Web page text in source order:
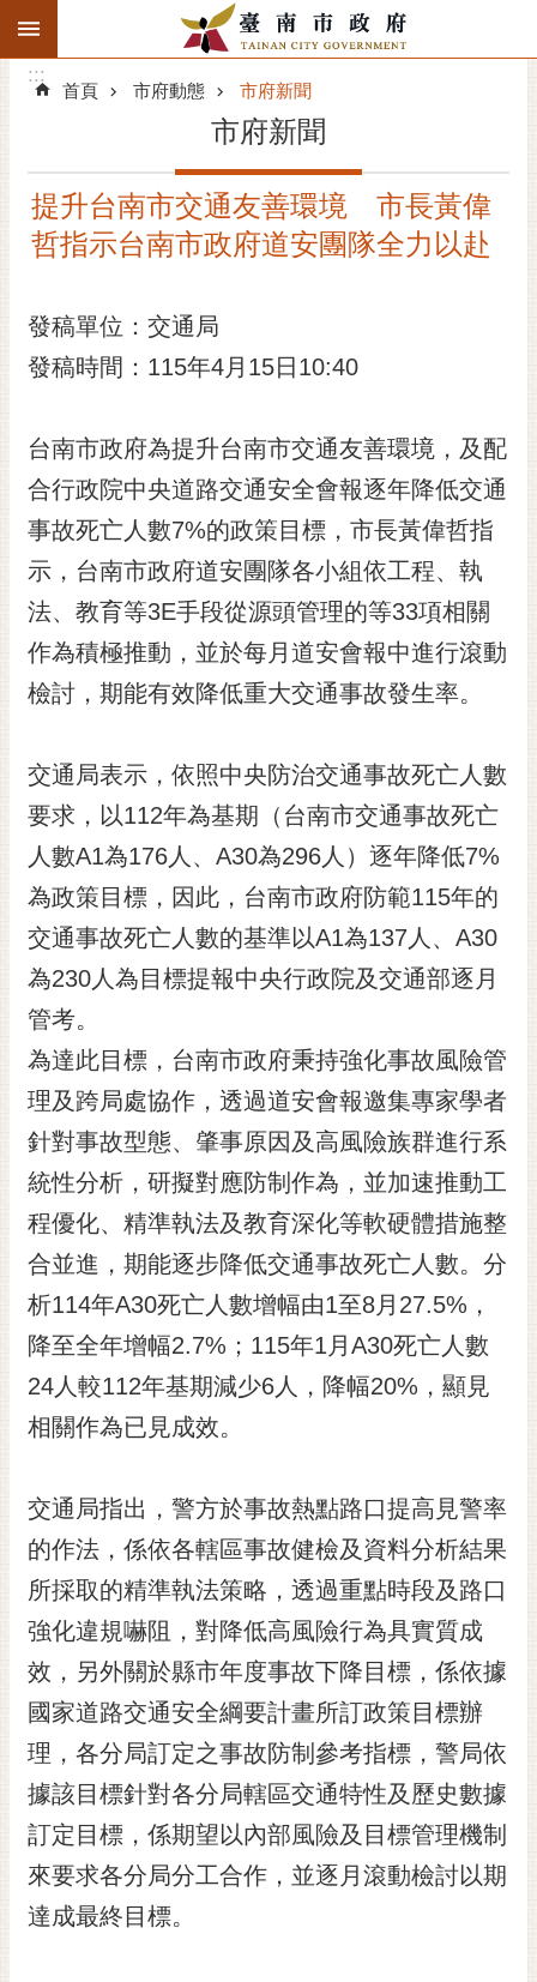
跳到主要內容區塊
搜
階
精彩府城
市府團隊
主題服務
市政資訊
市民互動
黃
偉
哲
螢
光
桐
花
祭
網
站
導
覽
訂
閱
RSS
訂
閱
電
子
報
市
民
信
箱
English
本
隱
私
權
及
安
全
政
策
網
資
料
:::
:::
首頁 市府動態 市府新聞
市府新聞
提升台南市交通友善環境 市長黃偉
哲指示台南市政府道安團隊全力以赴
發稿單位：交通局
發稿時間：115年4月15日10:40
台南市政府為提升台南市交通友善環境，及配
合行政院中央道路交通安全會報逐年降低交通
事故死亡人數7%的政策目標，市長黃偉哲指
示，台南市政府道安團隊各小組依工程、執
法、教育等3E手段從源頭管理的等33項相關
作為積極推動，並於每月道安會報中進行滾動
檢討，期能有效降低重大交通事故發生率。
交通局表示，依照中央防治交通事故死亡人數
要求，以112年為基期（台南市交通事故死亡
人數A1為176人、A30為296人）逐年降低7%
為政策目標，因此，台南市政府防範115年的
交通事故死亡人數的基準以A1為137人、A30
為230人為目標提報中央行政院及交通部逐月
管考。
為達此目標，台南市政府秉持強化事故風險管
理及跨局處協作，透過道安會報邀集專家學者
針對事故型態、肇事原因及高風險族群進行系
統性分析，研擬對應防制作為，並加速推動工
程優化、精準執法及教育深化等軟硬體措施整
合並進，期能逐步降低交通事故死亡人數。分
析114年A30死亡人數增幅由1至8月27.5%，
降至全年增幅2.7%；115年1月A30死亡人數
24人較112年基期減少6人，降幅20%，顯見
相關作為已見成效。
交通局指出，警方於事故熱點路口提高見警率
的作法，係依各轄區事故健檢及資料分析結果
所採取的精準執法策略，透過重點時段及路口
強化違規嚇阻，對降低高風險行為具實質成
效，另外關於縣市年度事故下降目標，係依據
國家道路交通安全綱要計畫所訂政策目標辦
理，各分局訂定之事故防制參考指標，警局依
據該目標針對各分局轄區交通特性及歷史數據
訂定目標，係期望以內部風險及目標管理機制
來要求各分局分工合作，並逐月滾動檢討以期
達成最終目標。